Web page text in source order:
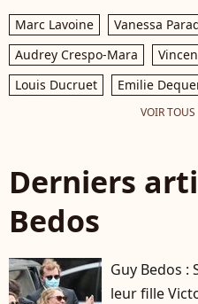
Marc Lavoine Vanessa
Audrey Crespo-Mara
Louis Ducruet
Emilie
VOIR TOUS
Derniers
Bedos
Guy Bedos :
leur fille